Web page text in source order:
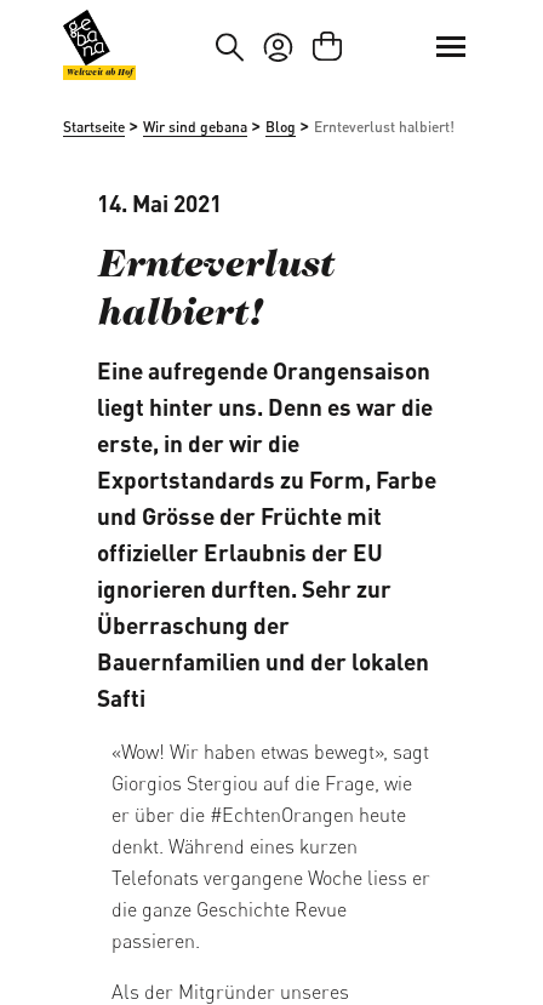
Hauptinhalt springen
Zur Suche springen
Weltweit ab Hof
Startseite > Wir sind gebana > Blog > Ernteverlust halbiert!
14. Mai 2021
Ernteverlust
halbiert!
Eine aufregende Orangensaison
liegt hinter uns. Denn es war die
erste, in der wir die
Exportstandards zu Form, Farbe
und Grösse der Früchte mit
offizieller Erlaubnis der EU
ignorieren durften. Sehr zur
Überraschung der
Bauernfamilien und der lokalen
Safti
«Wow! Wir haben etwas bewegt», sagt
Giorgios Stergiou auf die Frage, wie
er über die #EchtenOrangen heute
denkt. Während eines kurzen
Telefonats vergangene Woche liess er
die ganze Geschichte Revue
passieren.
Als der Mitgründer unseres